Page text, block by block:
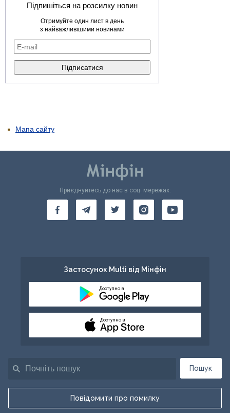
Підпишіться на розсилку новин
Отримуйте один лист в день
з найважливішими новинами
Мапа сайту
Пошук
Повідомити про помилку
Приєднуйтесь до нас в соц. мережах:
Застосунок Multi від Мінфін
Доступно в
Доступно в